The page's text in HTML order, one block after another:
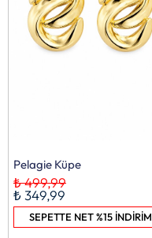
Pelagie Küpe
₺ 349,99
₺ 499,99
SEPETTE NET %15 İNDİRİM